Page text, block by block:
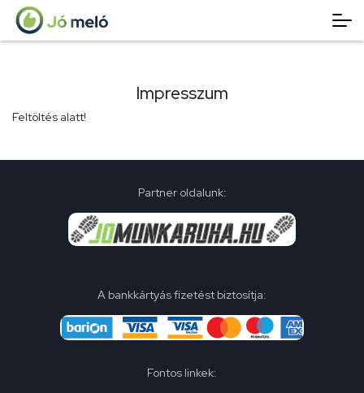
Impresszum
Feltöltés alatt!
Partner oldalunk:
A bankkártyás fizetést biztosítja:
Fontos linkek: